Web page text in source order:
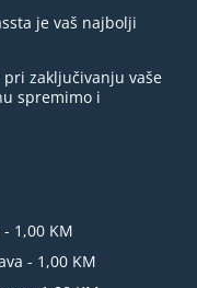
je vaš najbolji
zaključivanju vaše
spremimo i
1,00 KM
- 1,00 KM